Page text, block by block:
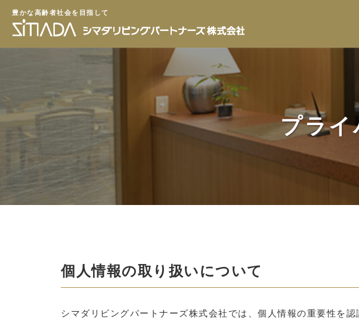
豊かな高齢者社会を目指して
プライ
個人情報の取り扱いについて
シマダリビングパートナーズ株式会社では、個人情報の重要性を